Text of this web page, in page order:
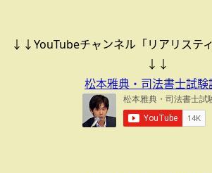
↓↓YouTubeチャンネル「リアリスティ
↓↓
松本雅典・司法書士試験